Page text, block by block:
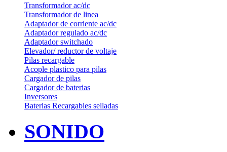
Transformador ac/dc
Transformador de linea
Adaptador de corriente ac/dc
Adaptador regulado ac/dc
Adaptador switchado
Elevador/ reductor de voltaje
Pilas recargable
Acople plastico para pilas
Cargador de pilas
Cargador de baterias
Inversores
Baterias Recargables selladas
SONIDO